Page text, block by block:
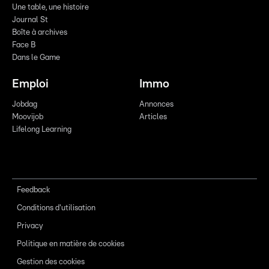
Une table, une histoire
Journal St
Boîte à archives
Face B
Dans le Game
Emploi
Jobdag
Moovijob
Lifelong Learning
Immo
Annonces
Articles
Feedback
Conditions d'utilisation
Privacy
Politique en matière de cookies
Gestion des cookies